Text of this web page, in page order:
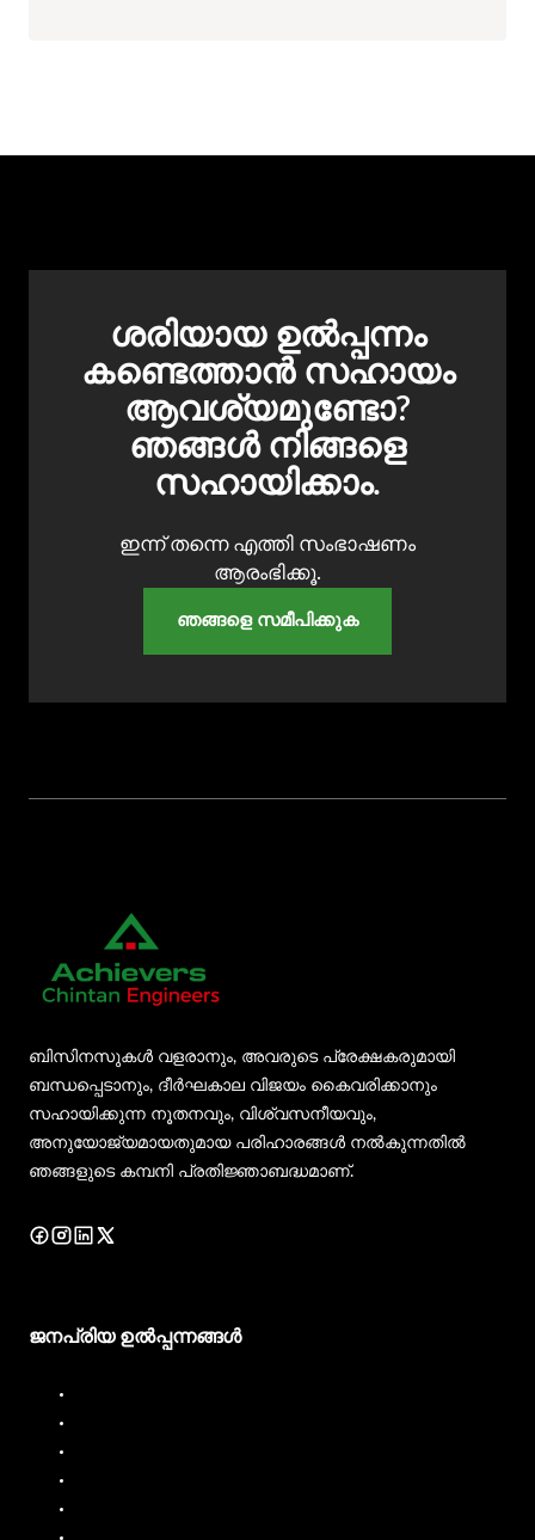
ശരിയായ ഉൽപ്പന്നം
കണ്ടെത്താൻ സഹായം
ആവശ്യമുണ്ടോ?
ഞങ്ങൾ നിങ്ങളെ
സഹായിക്കാം.
ഇന്ന് തന്നെ എത്തി സംഭാഷണം
ആരംഭിക്കൂ.
ഞങ്ങളെ സമീപിക്കുക
ബിസിനസുകൾ വളരാനും, അവരുടെ പ്രേക്ഷകരുമായി
ബന്ധപ്പെടാനും, ദീർഘകാല വിജയം കൈവരിക്കാനും
സഹായിക്കുന്ന നൂതനവും, വിശ്വസനീയവും,
അനുയോജ്യമായതുമായ പരിഹാരങ്ങൾ നൽകുന്നതിൽ
ഞങ്ങളുടെ കമ്പനി പ്രതിജ്ഞാബദ്ധമാണ്.
ജനപ്രിയ ഉൽപ്പന്നങ്ങൾ